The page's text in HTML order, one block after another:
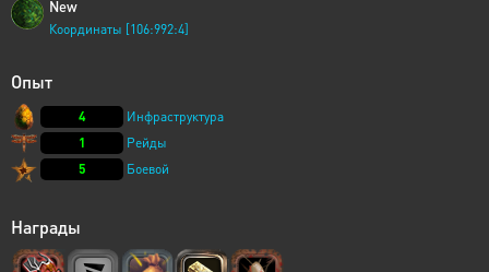
New
Координаты [106:992:4]
Опыт
4
Инфраструктура
1
Рейды
5
Боевой
Награды